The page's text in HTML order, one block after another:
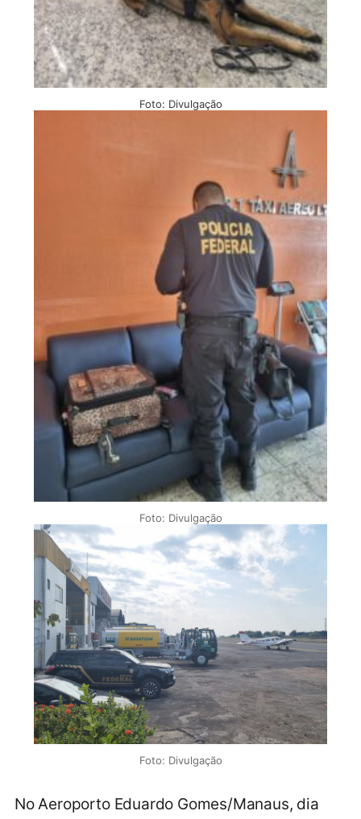
Foto: Divulgação
Foto: Divulgação
Foto: Divulgação
No Aeroporto Eduardo Gomes/Manaus, dia